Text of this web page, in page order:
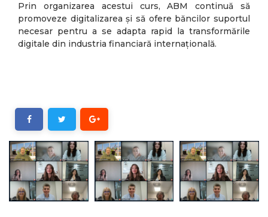
Prin organizarea acestui curs, ABM continuă să
promoveze digitalizarea și să ofere băncilor suportul
necesar pentru a se adapta rapid la transformările
digitale din industria financiară internațională.